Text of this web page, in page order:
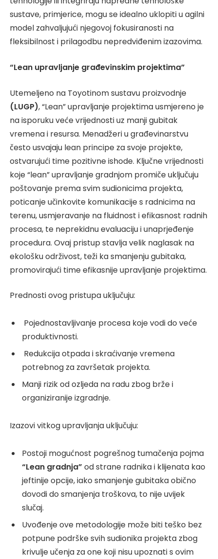
sustave, primjerice, mogu se idealno uklopiti u agilni
model zahvaljujući njegovoj fokusiranosti na
fleksibilnost i prilagodbu nepredviđenim izazovima.
“Lean upravljanje građevinskim projektima”
Utemeljeno na Toyotinom sustavu proizvodnje
(LUGP), “Lean” upravljanje projektima usmjereno je
na isporuku veće vrijednosti uz manji gubitak
vremena i resursa. Menadžeri u građevinarstvu
često usvajaju lean principe za svoje projekte,
ostvarujući time pozitivne ishode. Ključne vrijednosti
koje “lean” upravljanje gradnjom promiče uključuju
poštovanje prema svim sudionicima projekta,
poticanje učinkovite komunikacije s radnicima na
terenu, usmjeravanje na fluidnost i efikasnost radnih
procesa, te neprekidnu evaluaciju i unaprjeđenje
procedura. Ovaj pristup stavlja velik naglasak na
ekološku održivost, teži ka smanjenju gubitaka,
promovirajući time efikasnije upravljanje projektima.
Prednosti ovog pristupa uključuju:
Pojednostavljivanje procesa koje vodi do veće
produktivnosti.
Redukcija otpada i skraćivanje vremena
potrebnog za završetak projekta.
Manji rizik od ozljeda na radu zbog brže i
organiziranije izgradnje.
Izazovi vitkog upravljanja uključuju:
Postoji mogućnost pogrešnog tumačenja pojma
“Lean gradnja” od strane radnika i klijenata kao
jeftinije opcije, iako smanjenje gubitaka obično
dovodi do smanjenja troškova, to nije uvijek
slučaj.
Uvođenje ove metodologije može biti teško bez
potpune podrške svih sudionika projekta zbog
krivulje učenja za one koji nisu upoznati s ovim